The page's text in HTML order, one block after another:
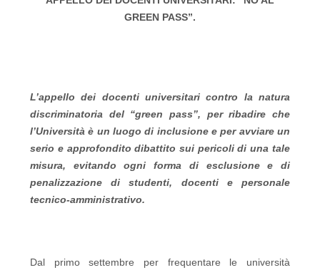
GREEN PASS”.
L’appello dei docenti universitari contro la natura
discriminatoria del “green pass”, per ribadire che
l’Università è un luogo di inclusione e per avviare un
serio e approfondito dibattito sui pericoli di una tale
misura, evitando ogni forma di esclusione e di
penalizzazione di studenti, docenti e personale
tecnico-amministrativo.
Dal primo settembre per frequentare le università